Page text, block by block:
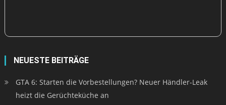
NEUESTE BEITRÄGE
GTA 6: Starten die Vorbestellungen? Neuer Händler-Leak
heizt die Gerüchteküche an